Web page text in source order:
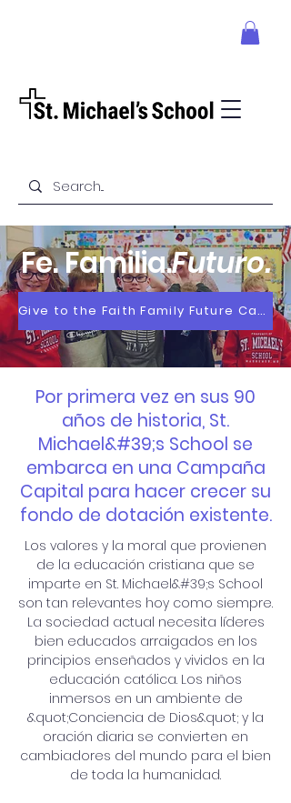
Fe. Familia.Futuro.
Give to the Faith Family Future Campaign
Por primera vez en sus 90
años de historia, St.
Michael&#39;s School se
embarca en una Campaña
Capital para hacer crecer su
fondo de dotación existente.
Los valores y la moral que provienen
de la educación cristiana que se
imparte en St. Michael&#39;s School
son tan relevantes hoy como siempre.
La sociedad actual necesita líderes
bien educados arraigados en los
principios enseñados y vividos en la
educación católica. Los niños
inmersos en un ambiente de
&quot;Conciencia de Dios&quot; y la
oración diaria se convierten en
cambiadores del mundo para el bien
de toda la humanidad.